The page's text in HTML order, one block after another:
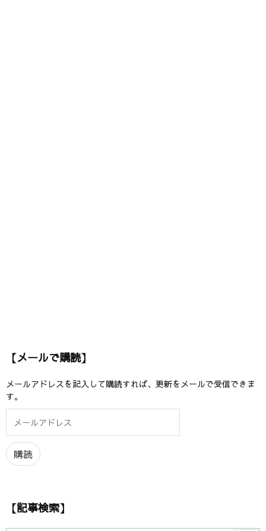
【メールで購読】
メールアドレスを記入して購読すれば、更新をメールで受信できま
す。
ル
ア
ド
購読
【記事検索】